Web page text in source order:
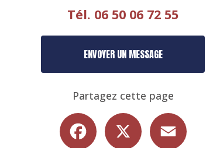
Tél. 06 50 06 72 55
ENVOYER UN MESSAGE
Partagez cette page
Facebook